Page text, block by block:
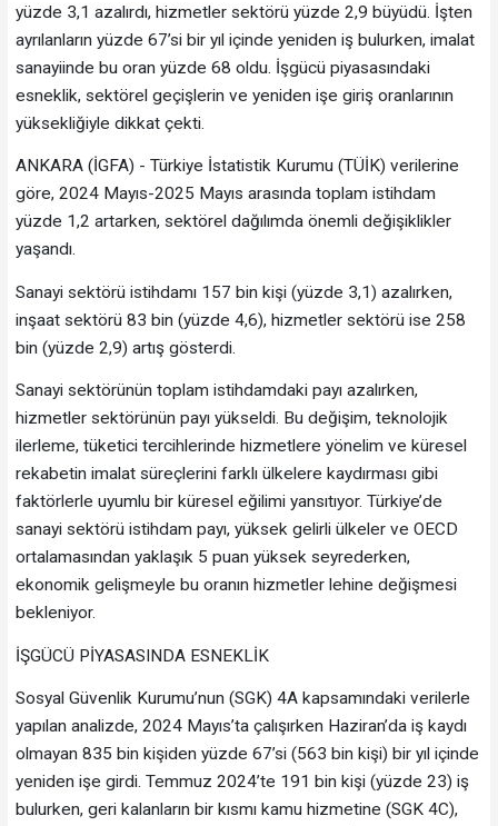
yüzde 3,1 azalırdı, hizmetler sektörü yüzde 2,9 büyüdü. İşten
ayrılanların yüzde 67’si bir yıl içinde yeniden iş bulurken, imalat
sanayiinde bu oran yüzde 68 oldu. İşgücü piyasasındaki
esneklik, sektörel geçişlerin ve yeniden işe giriş oranlarının
yüksekliğiyle dikkat çekti.
ANKARA (İGFA) - Türkiye İstatistik Kurumu (TÜİK) verilerine
göre, 2024 Mayıs-2025 Mayıs arasında toplam istihdam
yüzde 1,2 artarken, sektörel dağılımda önemli değişiklikler
yaşandı.
Sanayi sektörü istihdamı 157 bin kişi (yüzde 3,1) azalırken,
inşaat sektörü 83 bin (yüzde 4,6), hizmetler sektörü ise 258
bin (yüzde 2,9) artış gösterdi.
Sanayi sektörünün toplam istihdamdaki payı azalırken,
hizmetler sektörünün payı yükseldi. Bu değişim, teknolojik
ilerleme, tüketici tercihlerinde hizmetlere yönelim ve küresel
rekabetin imalat süreçlerini farklı ülkelere kaydırması gibi
faktörlerle uyumlu bir küresel eğilimi yansıtıyor. Türkiye’de
sanayi sektörü istihdam payı, yüksek gelirli ülkeler ve OECD
ortalamasından yaklaşık 5 puan yüksek seyrederken,
ekonomik gelişmeyle bu oranın hizmetler lehine değişmesi
bekleniyor.
İŞGÜCÜ PİYASASINDA ESNEKLİK
Sosyal Güvenlik Kurumu’nun (SGK) 4A kapsamındaki verilerle
yapılan analizde, 2024 Mayıs’ta çalışırken Haziran’da iş kaydı
olmayan 835 bin kişiden yüzde 67’si (563 bin kişi) bir yıl içinde
yeniden işe girdi. Temmuz 2024’te 191 bin kişi (yüzde 23) iş
bulurken, geri kalanların bir kısmı kamu hizmetine (SGK 4C),